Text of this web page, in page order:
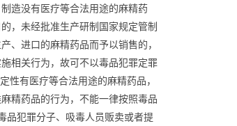
造没有医疗等合法用途的麻精药
，未经批准生产研制国家规定管制
、进口的麻精药品而予以销售的，
相关行为，故可不以毒品犯罪定罪
性有医疗等合法用途的麻精药品，
精药品的行为，不能一律按照毒品
品犯罪分子、吸毒人员贩卖或者提